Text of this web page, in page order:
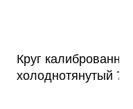
Круг
холоднотянутый 7